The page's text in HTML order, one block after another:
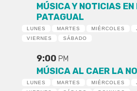
MÚSICA Y NOTICIAS EN
PATAGUAL
LUNES MARTES MIÉRCOLES
VIERNES
SÁBADO
9:00 PM
MÚSICA AL CAER LA
LUNES MARTES MIÉRCOLES